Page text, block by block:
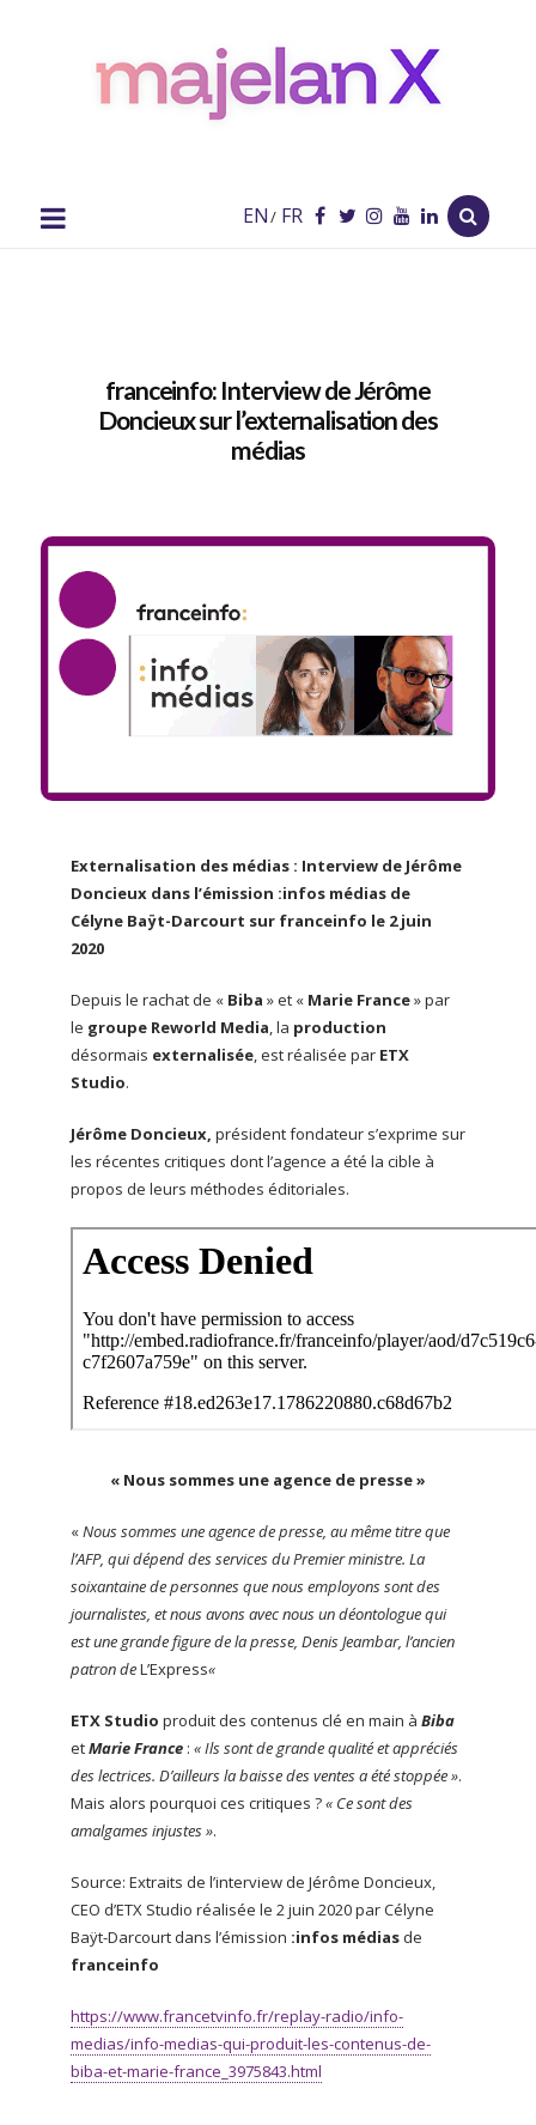
majelan
X
Blog
EN/ FR
franceinfo: Interview de Jérôme
Doncieux sur l’externalisation des
médias
Externalisation des médias : Interview de Jérôme
Doncieux dans l’émission :infos médias de
Célyne Baÿt-Darcourt sur franceinfo le 2 juin
2020
Depuis le rachat de « Biba » et « Marie France» par
le groupe Reworld Media, la production
désormais externalisée, est réalisée par ETX
Studio.
Jérôme Doncieux, président fondateur s’exprime sur
les récentes critiques dont l’agence a été la cible à
propos de leurs méthodes éditoriales.
« Nous sommes une agence de presse »
«Nous sommes une agence de presse, au même titre que
l’AFP, qui dépend des services du Premier ministre. La
soixantaine de personnes que nous employons sont des
journalistes, et nous avons avec nous un déontologue qui
est une grande figure de la presse, Denis Jeambar, l’ancien
patron deL’Express«
ETX Studio produit des contenus clé en main à Biba
etMarie France: « Ils sont de grande qualité et appréciés
des lectrices. D’ailleurs la baisse des ventes a été stoppée ».
Mais alors pourquoi ces critiques ?« Ce sont des
amalgames injustes ».
Source: Extraits de l’interview de Jérôme Doncieux,
CEO d’ETX Studio réalisée le 2 juin 2020 par Célyne
Baÿt-Darcourt dans l’émission :infos médiasde
franceinfo
https://www.francetvinfo.fr/replay-radio/info-
medias/info-medias-qui-produit-les-contenus-de-
biba-et-marie-france_3975843.html